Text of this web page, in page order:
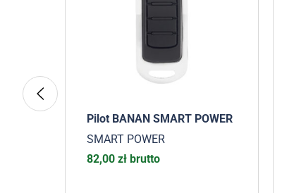
Pilot BANAN SMART POWER
SMART POWER
82,00 zł brutto